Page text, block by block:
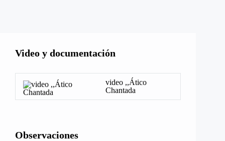
Video y documentación
video ,,Ático
Chantada
Observaciones